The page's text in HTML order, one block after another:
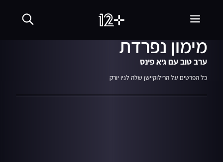
רגע לפני "שיקגו": שירי
מימון נפרדת
ערב טוב עם גיא פינס
כל הפרטים על הרילוקיישן שלה לניו יורק